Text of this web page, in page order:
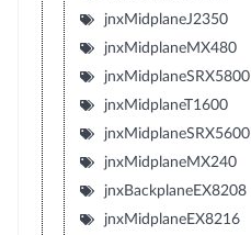
jnxMidplaneJ2350
jnxMidplaneMX480
jnxMidplaneSRX5800
jnxMidplaneT1600
jnxMidplaneSRX5600
jnxMidplaneMX240
jnxBackplaneEX8208
jnxMidplaneEX8216